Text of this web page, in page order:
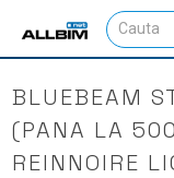
BLUEBEAM
(PANA LA
REINNOIRE